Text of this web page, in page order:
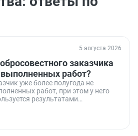
5 августа 2026
заказчика
работ?
уже более полугода не
работ, при этом у него
результатами